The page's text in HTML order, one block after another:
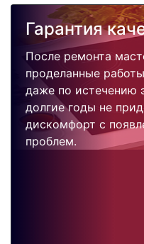
Гарантия
После ремонта
проделанные
даже по истечению
долгие годы не
дискомфорт с
проблем.